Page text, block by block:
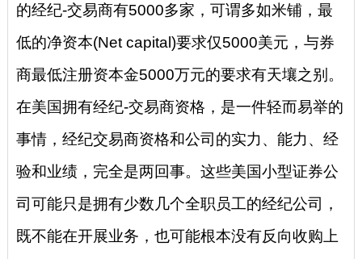
的经纪-交易商有5000多家，可谓多如米铺，最
低的净资本(Net capital)要求仅5000美元，与券
商最低注册资本金5000万元的要求有天壤之别。
在美国拥有经纪-交易商资格，是一件轻而易举的
事情，经纪交易商资格和公司的实力、能力、经
验和业绩，完全是两回事。这些美国小型证券公
司可能只是拥有少数几个全职员工的经纪公司，
既不能在开展业务，也可能根本没有反向收购上